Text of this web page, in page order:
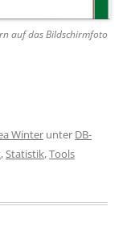
auf das Bildschirmfoto
Winter unter DB-
,Statistik,Tools